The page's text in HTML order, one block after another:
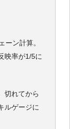
ーン計算。
映率が1/5に
切れてから
ルゲージに